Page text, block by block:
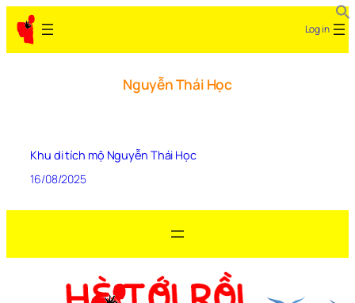
Log in
Nguyễn Thái Học
Khu di tích mộ Nguyễn Thái Học
16/08/2025